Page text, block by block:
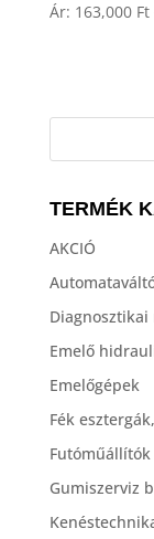
Ár: 163,000 Ft
TERMÉK
AKCIÓ
Diagnosztikai
Emelő
Emelőgépek
Fék
Futóműállítók
Gumiszerviz